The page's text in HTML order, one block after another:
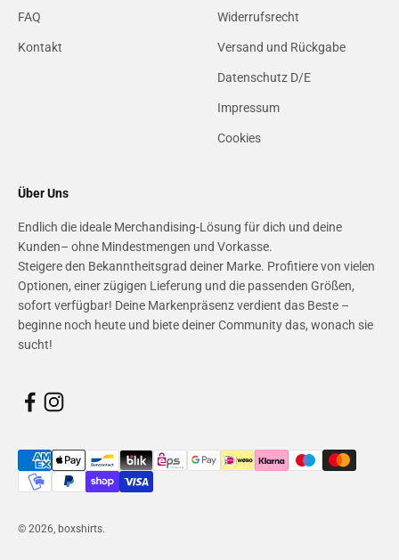
FAQ
Kontakt
Widerrufsrecht
Versand und Rückgabe
Datenschutz D/E
Impressum
Cookies
Über Uns
Endlich die ideale Merchandising-Lösung für dich und deine
Kunden– ohne Mindestmengen und Vorkasse.
Steigere den Bekanntheitsgrad deiner Marke. Profitiere von vielen
Optionen, einer zügigen Lieferung und die passenden Größen,
sofort verfügbar! Deine Markenpräsenz verdient das Beste –
beginne noch heute und biete deiner Community das, wonach sie
sucht!
© 2026, boxshirts.